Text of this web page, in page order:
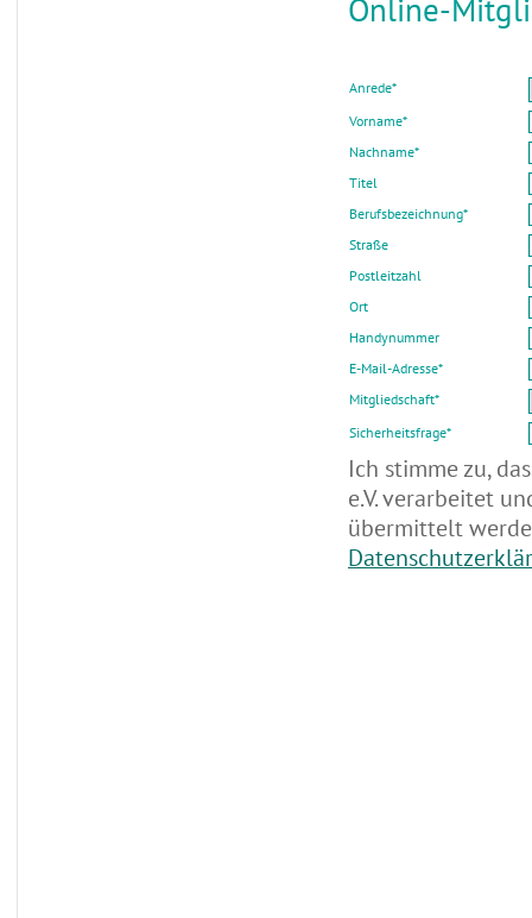
Online-
Anrede*
Vorname*
Nachname*
Titel
Berufsbezeichnung*
Straße
Postleitzahl
Ort
Handynummer
E-Mail-Adresse*
Mitgliedschaft*
Sicherheitsfrage*
Ich stimme zu,
e.V. verarbeitet
übermittelt